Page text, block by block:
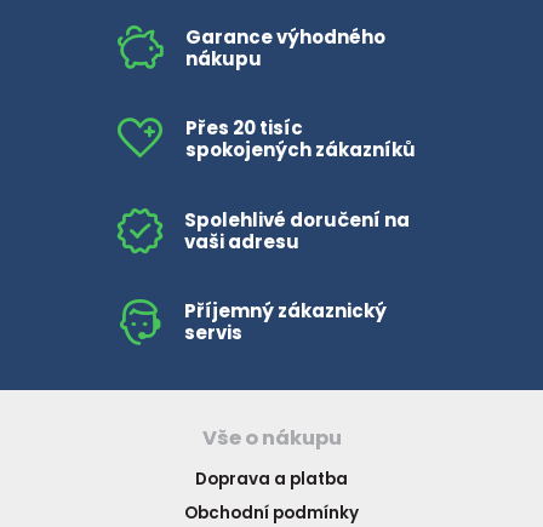
Garance výhodného
nákupu
Přes 20 tisíc
spokojených zákazníků
Spolehlivé doručení na
vaši adresu
Příjemný zákaznický
servis
Vše o nákupu
Doprava a platba
Obchodní podmínky